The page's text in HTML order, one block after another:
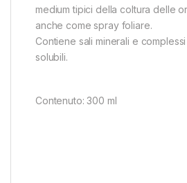
medium tipici della coltura delle
anche come spray foliare.
Contiene sali minerali e
solubili.
Contenuto: 300 ml